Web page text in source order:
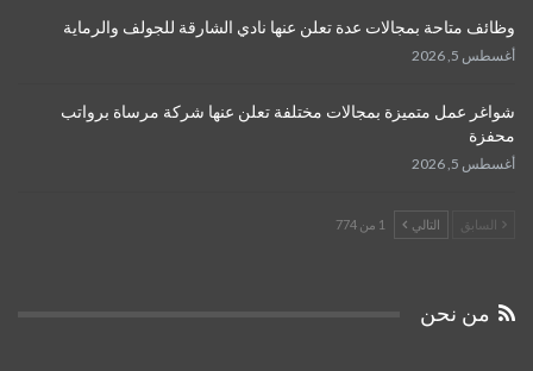
وظائف متاحة بمجالات عدة تعلن عنها نادي الشارقة للجولف والرماية
أغسطس 5, 2026
شواغر عمل متميزة بمجالات مختلفة تعلن عنها شركة مرساة برواتب
محفزة
أغسطس 5, 2026
السابق التالي 1 من 774
من نحن